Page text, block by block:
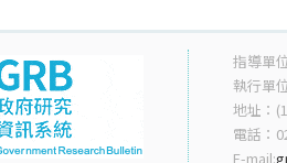
指導單
執行單
地址：
電話：
E-mail: